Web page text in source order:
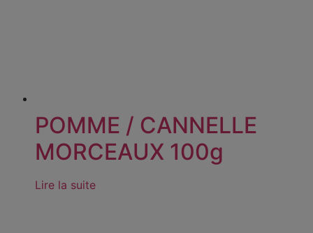
POMME / CANNELLE
MORCEAUX 100g
Lire la suite